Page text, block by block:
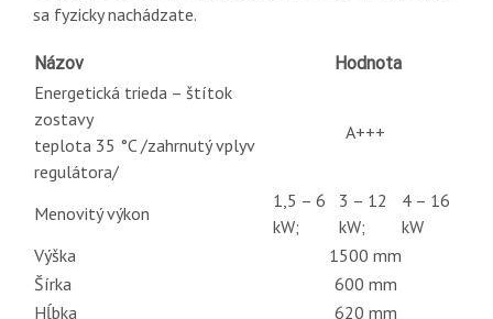
sa fyzicky nachádzate.
Názov Hodnota
Energetická trieda – štítok
zostavy
teplota 35 °C /zahrnutý vplyv
regulátora/
A+++
Menovitý výkon
1,5 – 6
kW;
3 – 12
kW;
4 – 16
kW
Výška
1500 mm
Šírka
600 mm
Hĺbka
620 mm